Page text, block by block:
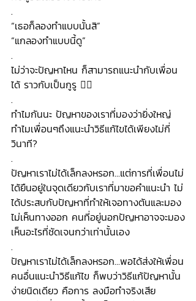
.
“เธอก็ลองทำแบบนั้นสิ”
“แกลองทำแบบนี้ดู”
.
ไม่ว่าจะปัญหาไหน ก็สามารถแนะนำกับเพื่อน
ได้ ราวกับเป็นกูรู 👍🏻
.
ทำไมกันนะ ปัญหาของเราที่มองว่ายิ่งใหญ่
ทำไมเพื่อนๆถึงแนะนำวิธีแก้ไขได้เพียงไม่กี่
วินาที?
.
ปัญหาเราไม่ได้เล็กลงหรอก...แต่การที่เพื่อนไม่
ได้ยืนอยู่ในจุดเดียวกับเราที่มาขอคำแนะนำ ไม่
ได้ประสบกับปัญหาที่ทำให้เจอทางตันและมอง
ไม่เห็นทางออก คนที่อยู่นอกปัญหาอาจจะมอง
เห็นอะไรที่ชัดเจนกว่าเท่านั้นเอง
.
ปัญหาเราไม่ได้เล็กลงหรอก...พอได้ส่งให้เพื่อน
คนอื่นแนะนำวิธีแก้ไข ก็พบว่าวิธีแก้ปัญหานั้น
ง่ายนิดเดียว คือการ ลงมือทำจริงเสีย